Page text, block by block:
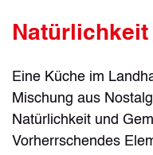
Eine Küche im
Mischung aus
Natürlichkeit und
Vorherrschendes